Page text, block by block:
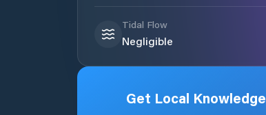
Tidal Flow
Negligible
Get Local Knowledge